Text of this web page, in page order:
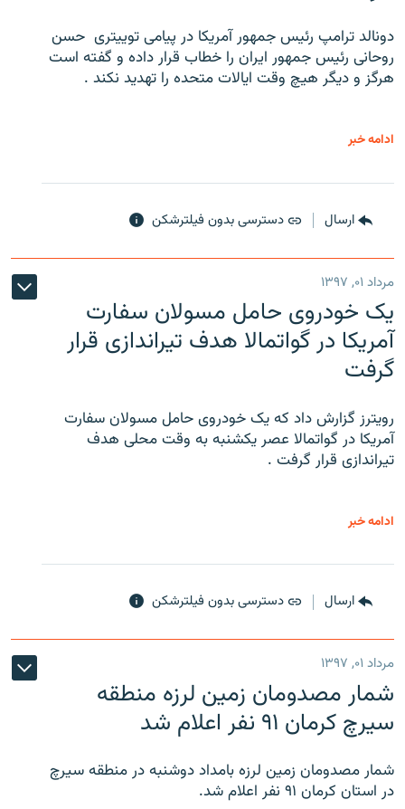
دونالد ترامپ رئیس جمهور آمریکا در پیامی توییتری ‌ حسن
روحانی رئیس جمهور ایران را خطاب قرار داده و گفته است
هرگز و دیگر هیچ وقت ایالات متحده را تهدید نکند .
ادامه خبر
ارسال دسترسی بدون فیلترشکن
مرداد ۰۱, ۱۳۹۷
یک خودروی حامل مسولان سفارت
آمریکا در گواتمالا هدف تیراندازی قرار
گرفت
رویترز گزارش داد که یک خودروی حامل مسولان سفارت
آمریکا در گواتمالا عصر یکشنبه به وقت محلی هدف
تیراندازی قرار گرفت .
ادامه خبر
ارسال دسترسی بدون فیلترشکن
مرداد ۰۱, ۱۳۹۷
شمار مصدومان زمین لرزه منطقه
سیرچ کرمان ۹۱ نفر اعلام شد
شمار مصدومان زمین لرزه بامداد دوشنبه در منطقه سیرچ
در استان کرمان ۹۱ نفر اعلام شد.